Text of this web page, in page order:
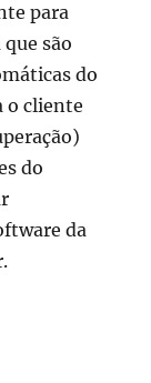
para
são
do
o cliente
do
da
SIH”